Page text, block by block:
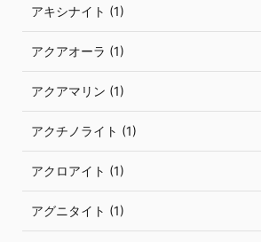
アキシナイト (1)
アクアオーラ (1)
アクアマリン (1)
アクチノライト (1)
アクロアイト (1)
アグニタイト (1)